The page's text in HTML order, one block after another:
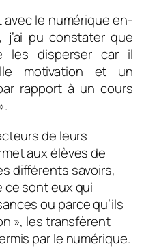
avec le numérique en-
pu constater que
les disperser car il
motivation et un
rapport à un cours
de leurs
aux élèves de
différents savoirs,
ce sont eux qui
ou parce qu’ils
», les transfèrent
par le numérique.